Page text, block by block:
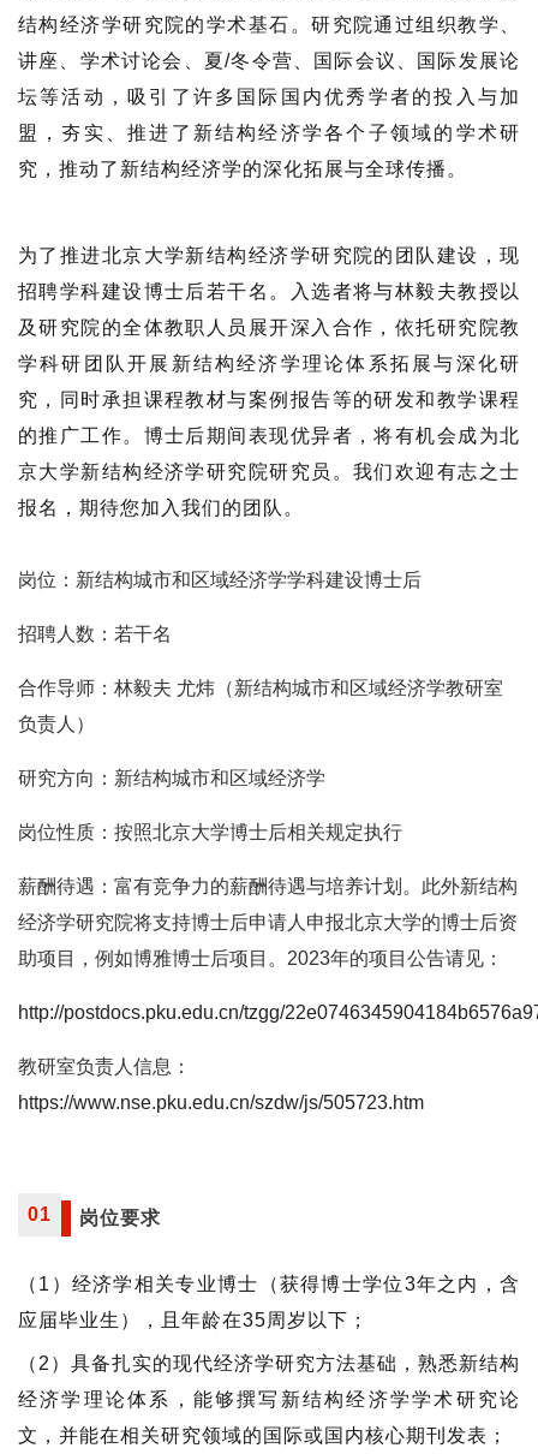
结构经济学研究院的学术基石。研究院通过组织教学、
讲座、学术讨论会、夏/冬令营、国际会议、国际发展论
坛等活动，吸引了许多国际国内优秀学者的投入与加
盟，夯实、推进了新结构经济学各个子领域的学术研
究，推动了新结构经济学的深化拓展与全球传播。
为了推进北京大学新结构经济学研究院的团队建设，现
招聘学科建设博士后若干名。入选者将与林毅夫教授以
及研究院的全体教职人员展开深入合作，依托研究院教
学科研团队开展新结构经济学理论体系拓展与深化研
究，同时承担课程教材与案例报告等的研发和教学课程
的推广工作。博士后期间表现优异者，将有机会成为北
京大学新结构经济学研究院研究员。我们欢迎有志之士
报名，期待您加入我们的团队。
岗位：新结构城市和区域经济学学科建设博士后
招聘人数：若干名
合作导师：林毅夫 尤炜（新结构城市和区域经济学教研室
负责人）
研究方向：新结构城市和区域经济学
岗位性质：按照北京大学博士后相关规定执行
薪酬待遇：富有竞争力的薪酬待遇与培养计划。此外新结构
经济学研究院将支持博士后申请人申报北京大学的博士后资
助项目，例如博雅博士后项目。2023年的项目公告请见：
http://postdocs.pku.edu.cn/tzgg/
教研室负责人信息：
https://www.nse.pku.edu.cn/szdw/js/505723.htm
01 岗位要求
（1）经济学相关专业博士（获得博士学位3年之内，含
应届毕业生），且年龄在35周岁以下；
（2）具备扎实的现代经济学研究方法基础，熟悉新结构
经济学理论体系，能够撰写新结构经济学学术研究论
文，并能在相关研究领域的国际或国内核心期刊发表；